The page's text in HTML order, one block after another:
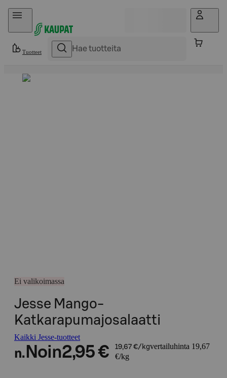
Hyppää sisältöön
Tuotteet
Ei valikoimassa
Jesse Mango-
Katkarapumajosalaatti
Kaikki Jesse-tuotteet
n. Noin2,95 € 19,67 €/kgvertailuhinta 19,67
€/kg